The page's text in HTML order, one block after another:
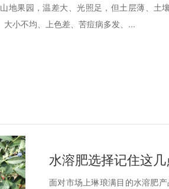
地果园，温差大、光照足，但土层薄、土
小不均、上色差、苦痘病多发、...
水溶肥选择记住这
面对市场上琳琅满目的水溶肥